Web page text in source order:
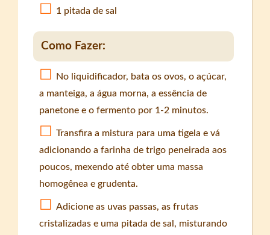
1 pitada de sal
Como Fazer:
No liquidificador, bata os ovos, o açúcar,
a manteiga, a água morna, a essência de
panetone e o fermento por 1-2 minutos.
Transfira a mistura para uma tigela e vá
adicionando a farinha de trigo peneirada aos
poucos, mexendo até obter uma massa
homogênea e grudenta.
Adicione as uvas passas, as frutas
cristalizadas e uma pitada de sal, misturando